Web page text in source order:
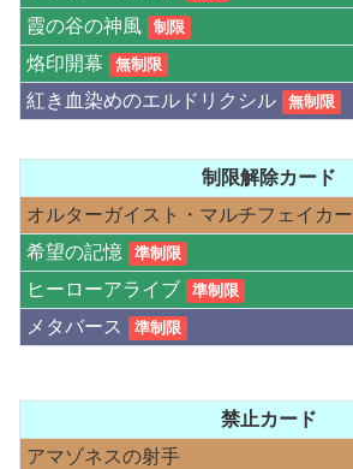
霞の谷の神風 制限
烙印開幕 無制限
紅き血染めのエルドリクシル 無制限
制限解除カード
オルターガイスト・マルチフェイカー
希望の記憶 準制限
ヒーローアライブ 準制限
メタバース 準制限
禁止カード
アマゾネスの射手